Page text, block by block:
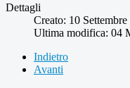
Dettagli
Creato: 10
Ultima modifica: 04
Indietro
Avanti